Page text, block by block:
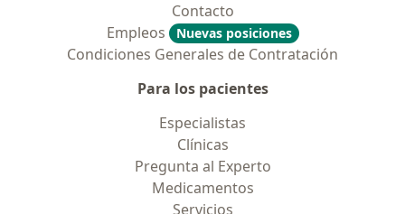
Contacto
Empleos
Nuevas posiciones
Condiciones Generales de Contratación
Para los pacientes
Especialistas
Clínicas
Pregunta al Experto
Medicamentos
Servicios